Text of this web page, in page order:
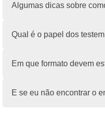
Algumas dicas sobre
Qual é o papel dos
Em que formato devem
E se eu não encontrar o